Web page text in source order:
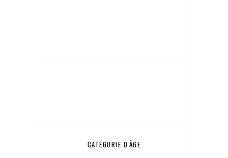
CATÉGORIE D'ÂGE